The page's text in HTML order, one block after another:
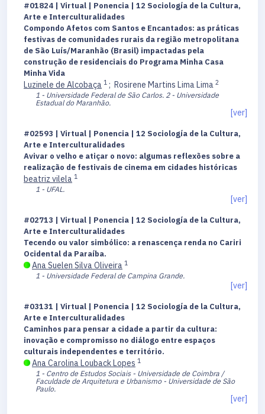
#01824 | Virtual | Ponencia | 12 Sociología de la Cultura,
Arte e Interculturalidades
Compondo Afetos com Santos e Encantados: as práticas
festivas de comunidades rurais da região metropolitana
de São Luís/Maranhão (Brasil) impactadas pela
construção de residenciais do Programa Minha Casa
Minha Vida
Luzinele de Alcobaça 1 ; Rosirene Martins Lima Lima 2
1 - Universidade Federal de São Carlos. 2 - Universidade
Estadual do Maranhão.
[ver]
#02593 | Virtual | Ponencia | 12 Sociología de la Cultura,
Arte e Interculturalidades
Avivar o velho e atiçar o novo: algumas reflexões sobre a
realização de festivais de cinema em cidades históricas
beatriz vilela 1
1 - UFAL.
[ver]
#02713 | Virtual | Ponencia | 12 Sociología de la Cultura,
Arte e Interculturalidades
Tecendo ou valor simbólico: a renascença renda no Cariri
Ocidental da Paraíba.
Ana Suelen Silva Oliveira 1
1 - Universidade Federal de Campina Grande.
[ver]
#03131 | Virtual | Ponencia | 12 Sociología de la Cultura,
Arte e Interculturalidades
Caminhos para pensar a cidade a partir da cultura:
inovação e compromisso no diálogo entre espaços
culturais independentes e território.
Ana Carolina Louback Lopes 1
1 - Centro de Estudos Sociais - Universidade de Coimbra /
Faculdade de Arquitetura e Urbanismo - Universidade de São
Paulo.
[ver]